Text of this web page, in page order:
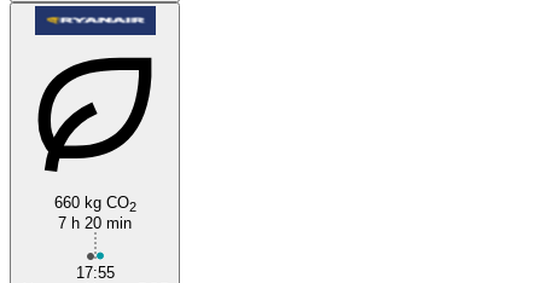
660 kg CO2
7 h 20 min
17:55